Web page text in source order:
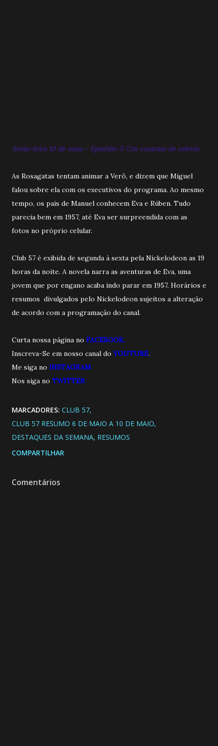
Sexta-feira 10 de maio - Episódio 5: Um contrato de estrela
As Rosagatas tentam animar a Verô, e dizem que Miguel
falou sobre ela com os executivos do programa. Ao mesmo
tempo, os pais de Manuel conhecem Eva e Rúben. Tudo
parecia bem em 1957, até Eva ser surpreendida com as
fotos no próprio celular.
Club 57 é exibida de segunda à sexta pela Nickelodeon as 19
horas da noite. A novela narra as aventuras de Eva, uma
jovem que por engano acaba indo parar em 1957. Horários e
resumos divulgados pelo Nickelodeon sujeitos a alteração
de acordo com a programação do canal.
Curta nossa página no FACEBOOK.
Inscreva-Se em nosso canal do YOUTUBE.
Me siga no INSTAGRAM
Nos siga no TWITTER
MARCADORES: CLUB 57
CLUB 57 RESUMO 6 DE MAIO A 10 DE MAIO
DESTAQUES DA SEMANA RESUMOS
COMPARTILHAR
Comentários